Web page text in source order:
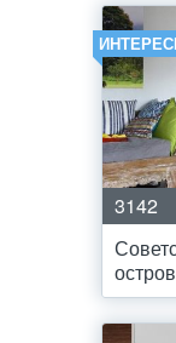
3142